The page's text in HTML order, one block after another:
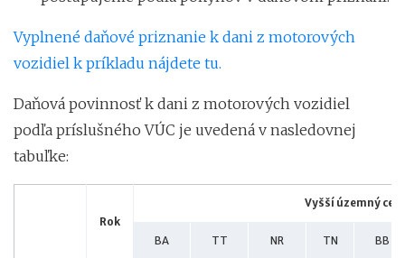
Vyplnené daňové priznanie k dani z motorových
vozidiel k príkladu nájdete tu.
Daňová povinnosť k dani z motorových vozidiel
podľa príslušného VÚC je uvedená v nasledovnej
tabuľke:
Rok
Vyšší územný
BA TT NR TN BB